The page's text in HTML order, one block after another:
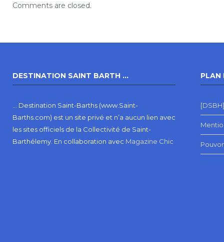
Comments are closed.
DESTINATION SAINT BARTH …
… Destination Saint-Barths (www.Saint-
Barths.com) est un site privé et n’a aucun lien avec
les sites officiels de la Collectivité de Saint-
Barthélemy. En collaboration avec Magazine Chic
PLAN